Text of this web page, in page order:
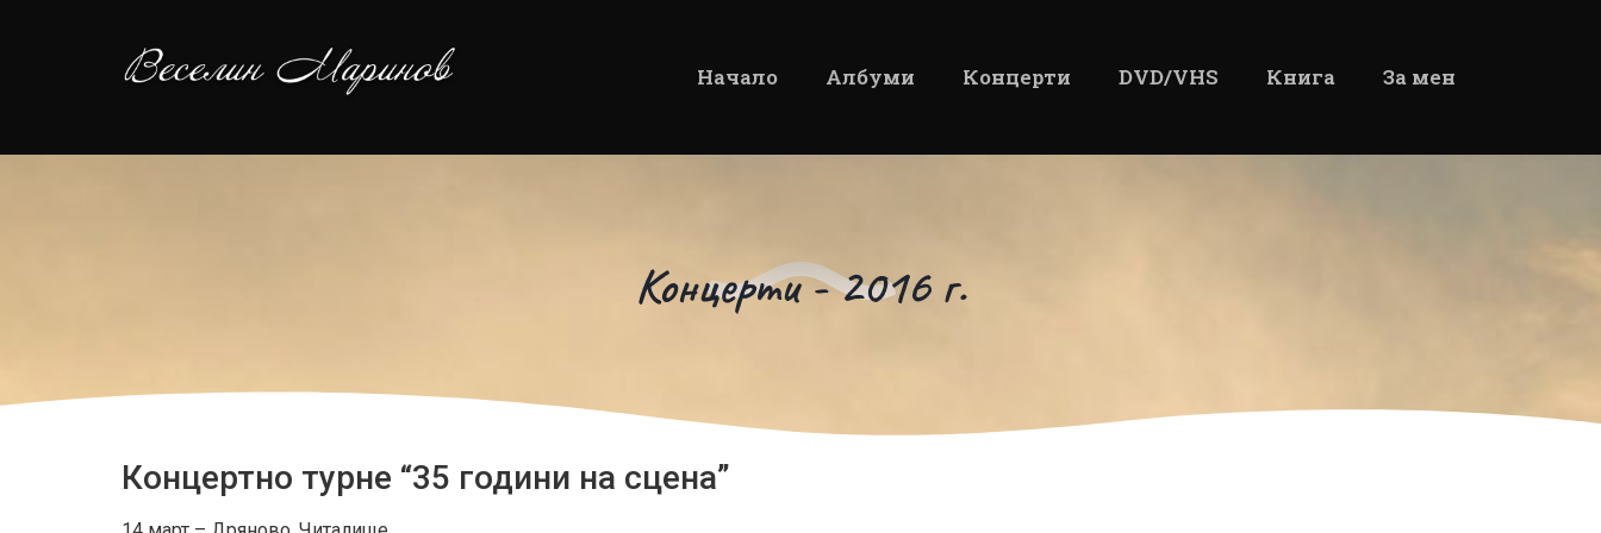
Начало Албуми Концерти DVD/VHS Книга За мен
Концерти - 2016 г.
Концертно турне “35 години на сцена”